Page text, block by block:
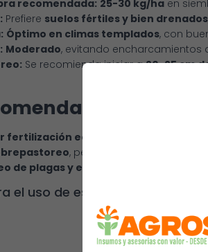
recomendada: 25-30 kg/ha en
Prefiere suelos fértiles y bien drenados
Óptimo en climas templados, con
Moderado, evitando encharcamientos
Se recomienda iniciar a20-25 cm
y
fertilización equilibrada
,
, permitiendo períodos de
de plagas y enfermedades ,
el uso de este producto,